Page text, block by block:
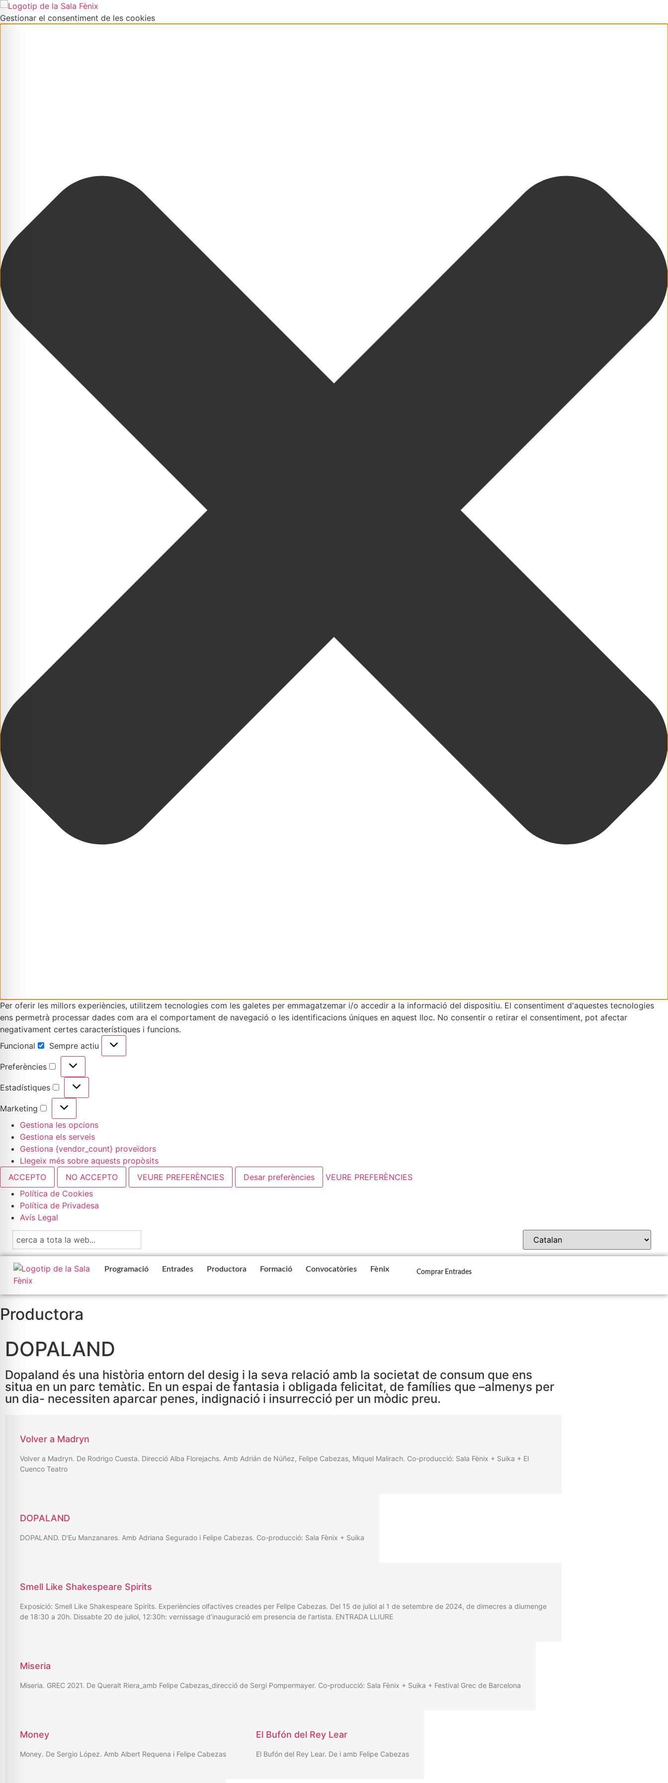
Gestionar el consentiment de les cookies
Per oferir les millors experiències, utilitzem tecnologies com les galetes per emmagatzemar i/o accedir a la informació del dispositiu. El consentiment d'aquestes tecnologies
ens permetrà processar dades com ara el comportament de navegació o les identificacions úniques en aquest lloc. No consentir o retirar el consentiment, pot afectar
negativament certes característiques i funcions.
Funcional
Sempre actiu
Preferències
Estadístiques
Marketing
Gestiona les opcions
Gestiona els serveis
Gestiona {vendor_count} proveïdors
Llegeix més sobre aquests propòsits
ACCEPTO
NO ACCEPTO VEURE PREFERÈNCIES Desar preferències
VEURE PREFERÈNCIES
Política de Cookies
Política de Privadesa
Avís Legal
Programació Entrades Productora Formació Convocatòries Fènix Comprar Entrades
Productora
DOPALAND
Dopaland és una història entorn del desig i la seva relació amb la societat de consum que ens
situa en un parc temàtic. En un espai de fantasia i obligada felicitat, de famílies que –almenys per
un dia- necessiten aparcar penes, indignació i insurrecció per un mòdic preu.
Volver a Madryn
Volver a Madryn. De Rodrigo Cuesta. Direcció Alba Florejachs. Amb Adrián de Núñez, Felipe Cabezas, Miquel Malirach. Co-producció: Sala Fènix + Suika + El
Cuenco Teatro
DOPALAND
DOPALAND. D'Eu Manzanares. Amb Adriana Segurado i Felipe Cabezas. Co-producció: Sala Fènix + Suika
Smell Like Shakespeare Spirits
Exposició: Smell Like Shakespeare Spirits. Experiències olfactives creades per Felipe Cabezas. Del 15 de juliol al 1 de setembre de 2024, de dimecres a diumenge
de 18:30 a 20h. Dissabte 20 de juliol, 12:30h: vernissage d’inauguració em presencia de l'artista. ENTRADA LLIURE
Miseria
Miseria. GREC 2021. De Queralt Riera_amb Felipe Cabezas_direcció de Sergi Pompermayer. Co-producció: Sala Fènix + Suika + Festival Grec de Barcelona
Money
Money. De Sergio López. Amb Albert Requena i Felipe Cabezas
El Bufón del Rey Lear
El Bufón del Rey Lear. De i amb Felipe Cabezas